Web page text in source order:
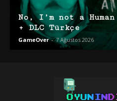
No, I’m not a
+ DLC Türkçe
GameOver - 7 Ağustos 2026